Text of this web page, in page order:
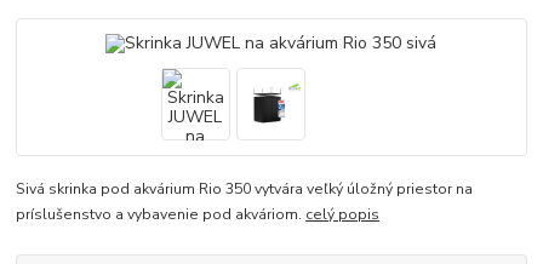
Sivá skrinka pod akvárium Rio 350 vytvára veľký úložný priestor na
príslušenstvo a vybavenie pod akváriom. celý popis